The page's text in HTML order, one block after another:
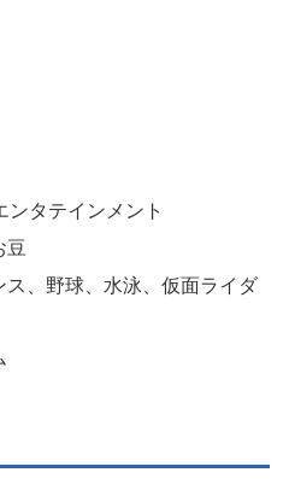
ンタテインメント
豆
ス、野球、水泳、仮面ライダ